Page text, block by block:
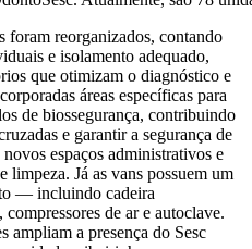
foram reorganizados, contando
e isolamento adequado,
que otimizam o diagnóstico e
áreas específicas para
de biossegurança, contribuindo
e garantir a segurança de
espaços administrativos e
limpeza. Já as vans possuem um
— incluindo cadeira
de ar e autoclave.
ampliam a presença do Sesc